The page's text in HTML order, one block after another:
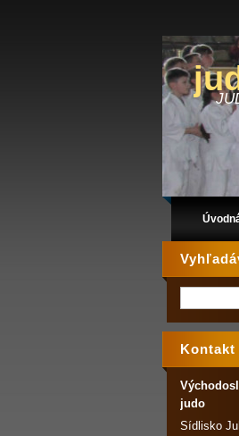
Kontakt
judo
Sídlisko